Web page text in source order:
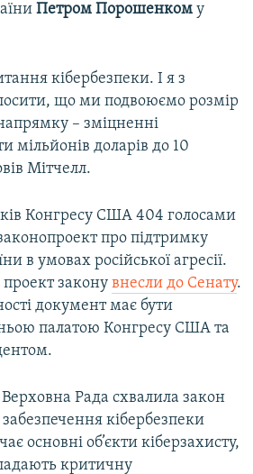
Петром Порошенком у
кібербезпеки. І я з
що ми подвоюємо розмір
– зміцненні
мільйонів доларів до 10
Мітчелл.
Конгресу США 404 голосами
про підтримку
в умовах російської агресії.
закону внесли до Сенату.
документ має бути
палатою Конгресу США та
Рада схвалила закон
кібербезпеки
основні об’єкти кіберзахисту,
критичну